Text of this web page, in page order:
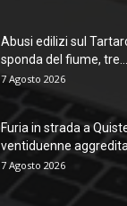
Abusi edilizi sul
sponda del fiume, tre...
7 Agosto 2026
Furia in strada a
ventiduenne aggredita
7 Agosto 2026